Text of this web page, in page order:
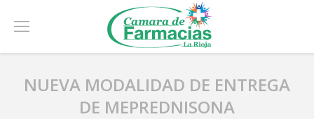
NUEVA MODALIDAD DE ENTREGA
DE MEPREDNISONA